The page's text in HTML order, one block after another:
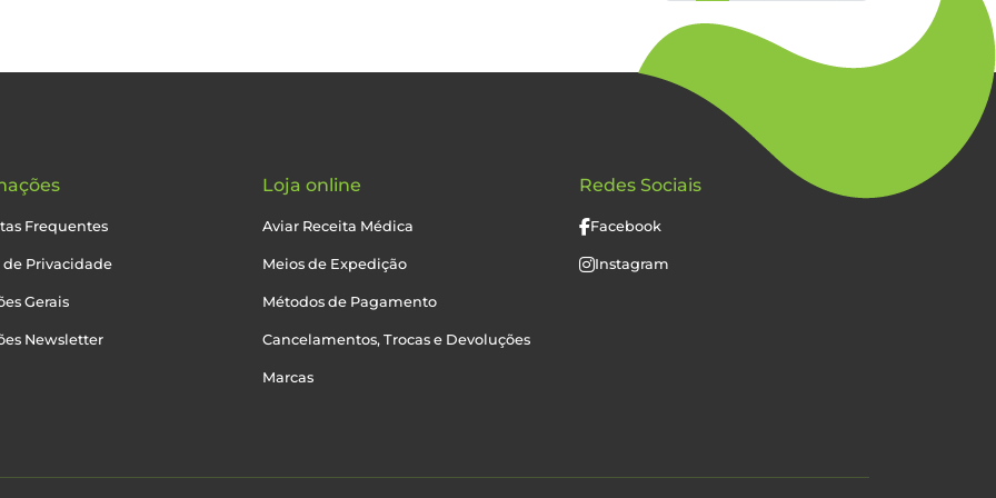
Frequentes
Privacidade
Gerais
Newsletter
Loja online
Aviar Receita Médica
Meios de Expedição
Métodos de Pagamento
Cancelamentos, Trocas e Devoluções
Marcas
Redes Sociais
Facebook
Instagram